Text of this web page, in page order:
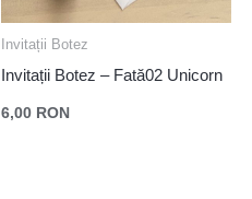
Invitații Botez
Invitații Botez – Fată02 Unicorn
6,00 RON